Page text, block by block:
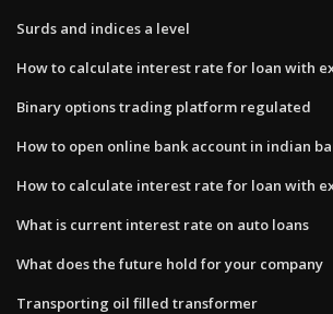
Surds and indices a level
How to calculate interest rate for loan with
Binary options trading platform regulated
How to open online bank account in indian
How to calculate interest rate for loan with
What is current interest rate on auto loans
What does the future hold for your company
Transporting oil filled transformer